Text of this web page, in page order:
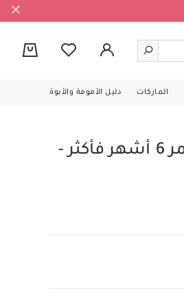
الماركات دليل الأمومة والأبوة
مجموعة مقعد عربة أطفال يويو لعمر 6 أشهر فأكثر -